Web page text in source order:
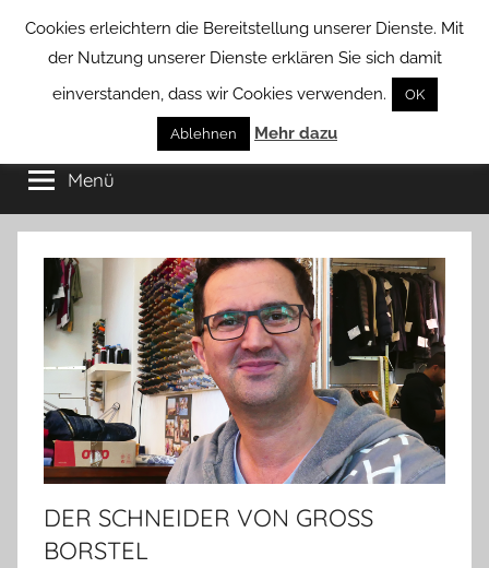
Borstel
von
Groß
Borstel
Menü
DER SCHNEIDER VON GROSS
BORSTEL
Cookies erleichtern die Bereitstellung unserer Dienste. Mit
der Nutzung unserer Dienste erklären Sie sich damit
einverstanden, dass wir Cookies verwenden.
OK
Ablehnen Mehr dazu